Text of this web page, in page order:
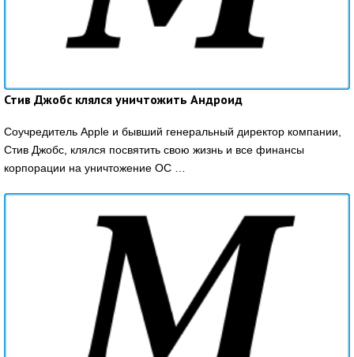
Стив Джобс клялся уничтожить Андроид
Соучредитель Apple и бывший генеральный директор компании,
Стив Джобс, клялся посвятить свою жизнь и все финансы
корпорации на уничтожение ОС …